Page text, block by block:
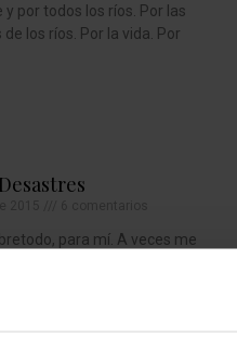
y por todos los ríos. Por las
los ríos. Por la vida. Por
para mí. A veces me